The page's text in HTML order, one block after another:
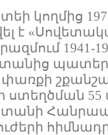
կողմից
է
1941-
փառքի
ստեղծման